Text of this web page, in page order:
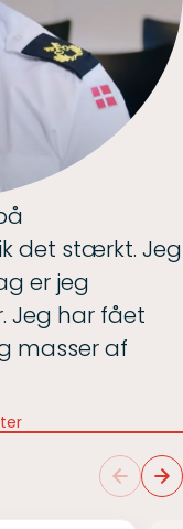
det stærkt. Jeg
er jeg
Jeg har fået
masser af